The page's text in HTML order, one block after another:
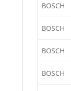
BOSCH
BOSCH
BOSCH
BOSCH